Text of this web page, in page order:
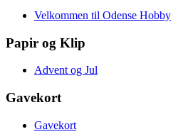
Velkommen til Odense Hobby
Papir og Klip
Advent og Jul
Gavekort
Gavekort